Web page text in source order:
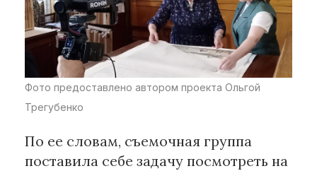
Фото предоставлено автором проекта Ольгой
Трегубенко
По ее словам, съемочная группа
поставила себе задачу посмотреть на